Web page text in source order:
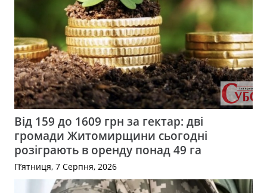
Від 159 до 1609 грн за гектар: дві
громади Житомирщини сьогодні
розіграють в оренду понад 49 га
П’ятниця, 7 Серпня, 2026